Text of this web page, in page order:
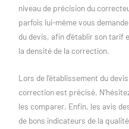
niveau de précision du
parfois lui-même vous
du devis, afin d’établir son tarif
la densité de la correction.
Lors de l’établissement du
correction est précisé.
les comparer. Enfin, les avis
de bons indicateurs de la